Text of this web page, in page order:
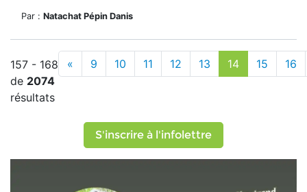
Par : Natachat Pépin Danis
157 - 168
de 2074
résultats
« 9 10 11 12 13 14 15 16
S'inscrire à l'infolettre